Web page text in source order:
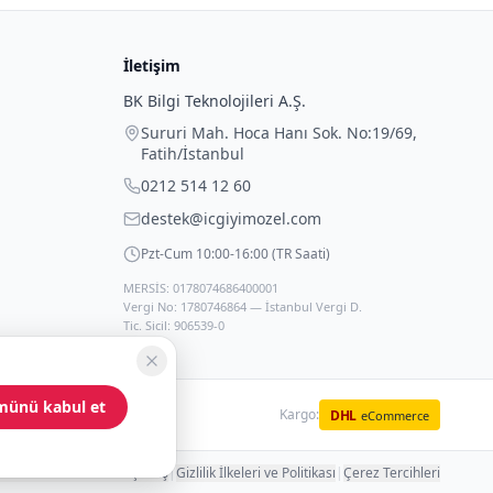
İletişim
BK Bilgi Teknolojileri A.Ş.
Sururi Mah. Hoca Hanı Sok. No:19/69,
Fatih/İstanbul
0212 514 12 60
destek@icgiyimozel.com
Pzt-Cum 10:00-16:00 (TR Saati)
MERSİS: 0178074686400001
Vergi No: 1780746864 — İstanbul Vergi D.
Tic. Sicil: 906539-0
Kargo: DHL eCommerce
Hakları ve Güvenli Alışveriş|Gizlilik İlkeleri ve Politikası |Çerez Tercihleri
kabul et